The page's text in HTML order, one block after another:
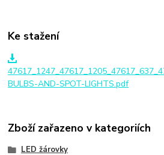
Ke stažení
BULBS-AND-SPOT-LIGHTS.pdf
Zboží zařazeno v kategoriích
LED žárovky